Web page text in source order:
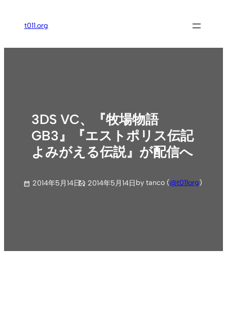
ス
t011.org
3DS VC、『牧場物語
GB3』『エストポリス伝記
よみがえる伝説』が配信へ
2014年5月14日 2014年5月14日by tanco (@t011org)